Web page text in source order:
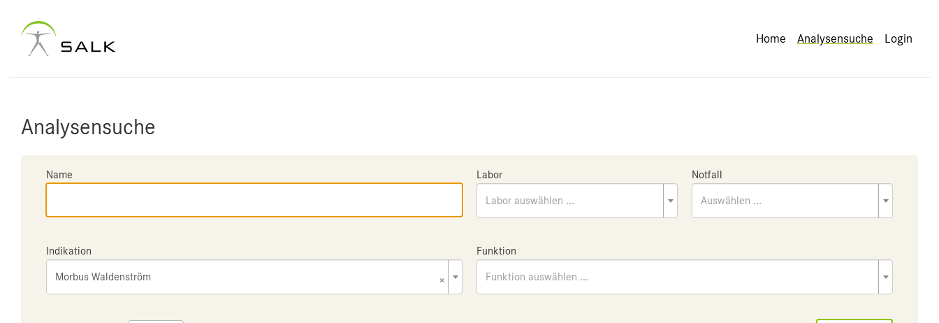
Home Analysensuche Login
Analysensuche
Name Labor
Labor auswählen ...
Notfall
Auswählen ...
Indikation
×
Morbus Waldenström
Funktion
Funktion auswählen ...